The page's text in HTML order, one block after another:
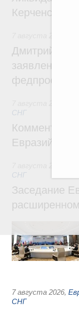
Керченском
Дмитрий
заявлений
федпроекта
СНГ
СНГ
Заседание
7 августа 2026,
СНГ